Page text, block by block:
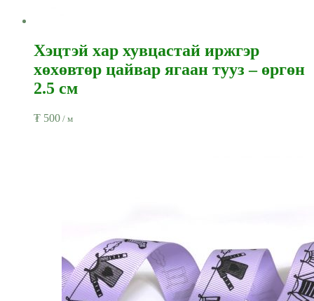
Хэцтэй хар хувцастай иржгэр
хөхөвтөр цайвар ягаан тууз – өргөн
2.5 см
₮ 500 / м